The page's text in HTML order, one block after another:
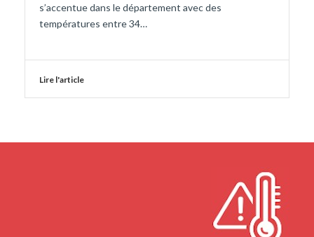
s’accentue dans le département avec des
températures entre 34…
Lire l'article